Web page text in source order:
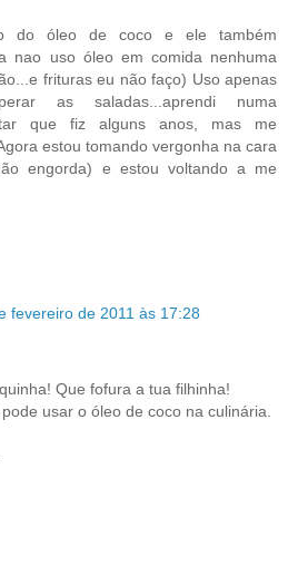
do óleo de coco e ele também
nao uso óleo em comida nenhuma
frituras eu não faço) Uso apenas
as saladas...aprendi numa
que fiz alguns anos, mas me
estou tomando vergonha na cara
engorda) e estou voltando a me
fevereiro de 2011 às 17:28
Que fofura a tua filhinha!
usar o óleo de coco na culinária.